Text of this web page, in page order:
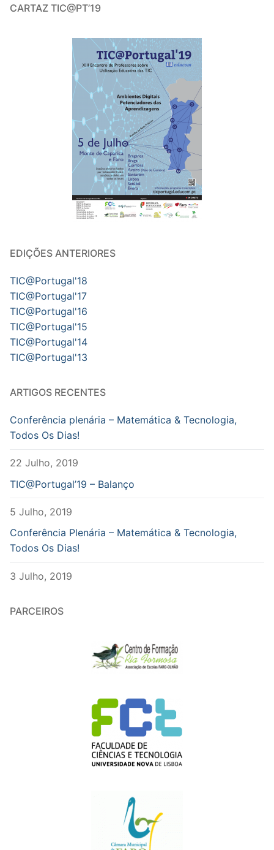
CARTAZ TIC@PT’19
EDIÇÕES ANTERIORES
TIC@Portugal'18
TIC@Portugal'17
TIC@Portugal'16
TIC@Portugal'15
TIC@Portugal'14
TIC@Portugal'13
ARTIGOS RECENTES
Conferência plenária – Matemática & Tecnologia,
Todos Os Dias!
22 Julho, 2019
TIC@Portugal’19 – Balanço
5 Julho, 2019
Conferência Plenária – Matemática & Tecnologia,
Todos Os Dias!
3 Julho, 2019
PARCEIROS